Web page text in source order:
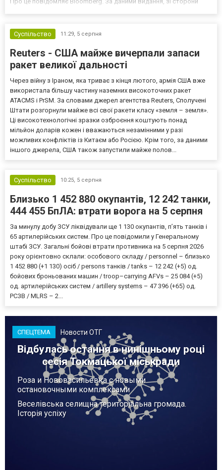
Суспільство
11:29, 5 серпня
Reuters - США майже вичерпали запаси
ракет великої дальності
Через війну з Іраном, яка триває з кінця лютого, армія США вже
використала більшу частину наземних високоточних ракет
ATACMS і PrSM. За словами джерел агентства Reuters, Сполучені
Штати розгорнули майже всі свої ракети класу «земля – земля».
Ці високотехнологічні зразки озброєння коштують понад
мільйон доларів кожен і вважаються незамінними у разі
можливих конфліктів із Китаєм або Росією. Крім того, за даними
іншого джерела, США також запустили майже полов...
Суспільство 10:25, 5 серпня
Близько 1 452 880 окупантів, 12 242 танки,
444 455 БпЛА: втрати ворога на 5 серпня
За минулу добу ЗСУ ліквідували ще 1 130 окупантів, пʼять танків і
65 артилерійських систем. Про це повідомили у Генеральному
штабі ЗСУ. Загальні бойові втрати противника на 5 серпня 2026
року орієнтовно склали: особового складу / personnel – близько
1 452 880 (+1 130) осіб / persons танків / tanks – 12 242 (+5) од.
бойових броньованих машин / troop–carrying AFVs – 25 084 (+5)
од. артилерійських систем / artillery systems – 47 396 (+65) од.
РСЗВ / MLRS – 2...
СПЕЦТЕМА Новости ОТГ
Відбулась остання в нинішньому році
сесія Токмацької міськради
Роза и Нововасильевка с новыми
остановочными комплексами
Веселівська селищна територіальна громада.
Історія успіху